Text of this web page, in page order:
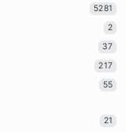
5281
2
37
217
55
21